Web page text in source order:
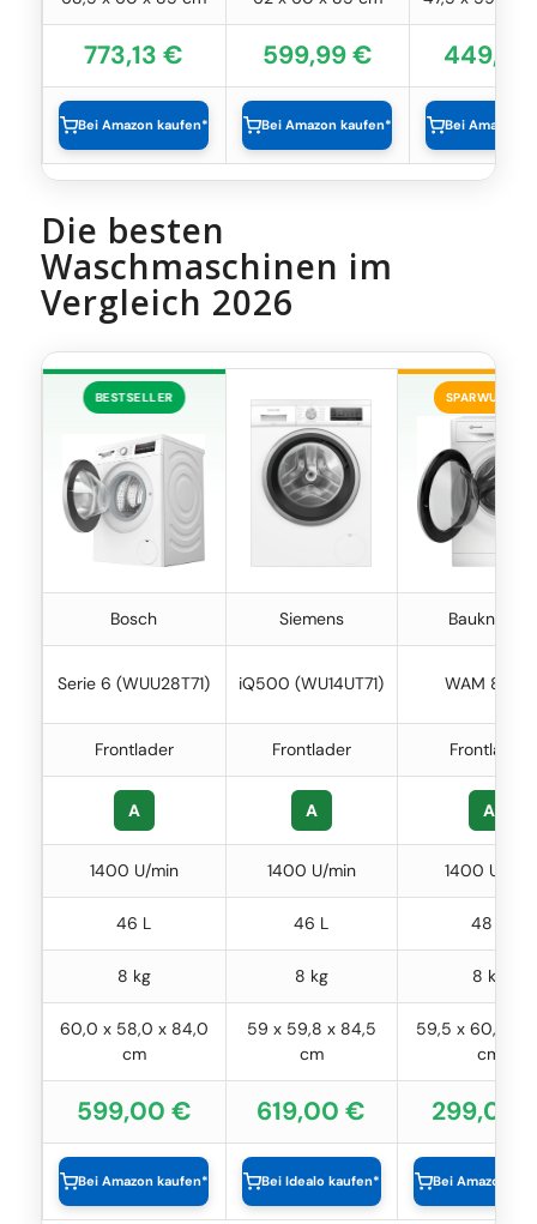
773,13 € 599,99 €
Bei Amazon kaufen* Bei Amazon kaufen* Bei Amazon
Die besten
Waschmaschinen im
Vergleich 2026
BESTSELLER SPARWUNDER
Bosch Siemens Bauknecht
Serie 6 (WUU28T71) iQ500 (WU14UT71) WAM 814 A
Frontlader Frontlader Frontlader
A A A
1400 U/min 1400 U/min 1400 U/min
46 L 46 L 48 L
8 kg 8 kg 8 kg
60,0 x 58,0 x 84,0
cm
59 x 59,8 x 84,5
cm
59,5 x 60,5 x
cm
599,00 € 619,00 € 299,00
Bei Amazon kaufen* Bei Idealo kaufen* Bei Amazon